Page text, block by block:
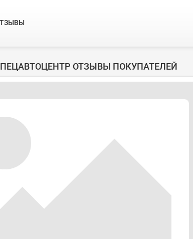
ОТЗЫВЫ ПОКУПАТЕЛЕЙ